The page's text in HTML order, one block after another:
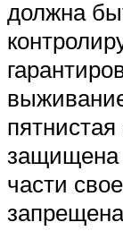
должна
защищена
части